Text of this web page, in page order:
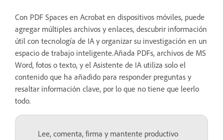
Con PDF Spaces en Acrobat en dispositivos móviles, puede
agregar múltiples archivos y enlaces, descubrir información
útil con tecnología de IA y organizar su investigación en un
espacio de trabajo inteligente.Añada PDFs, archivos de MS
Word, fotos o texto, y el Asistente de IA utiliza solo el
contenido que ha añadido para responder preguntas y
resaltar información clave, por lo que no tiene que leerlo
todo.
Lee, comenta, firma y mantente productivo